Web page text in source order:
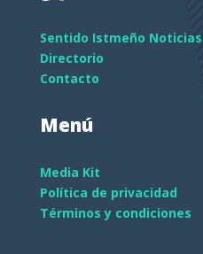
Sentido Istmeño Noticias
Directorio
Contacto
Menú
Media Kit
Política de privacidad
Términos y condiciones